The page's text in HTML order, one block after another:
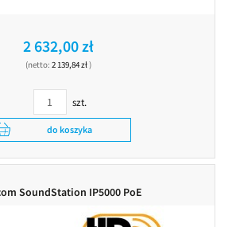
2 632,00 zł
(netto: 2 139,84 zł)
szt.
do koszyka
SoundStation IP5000 PoE